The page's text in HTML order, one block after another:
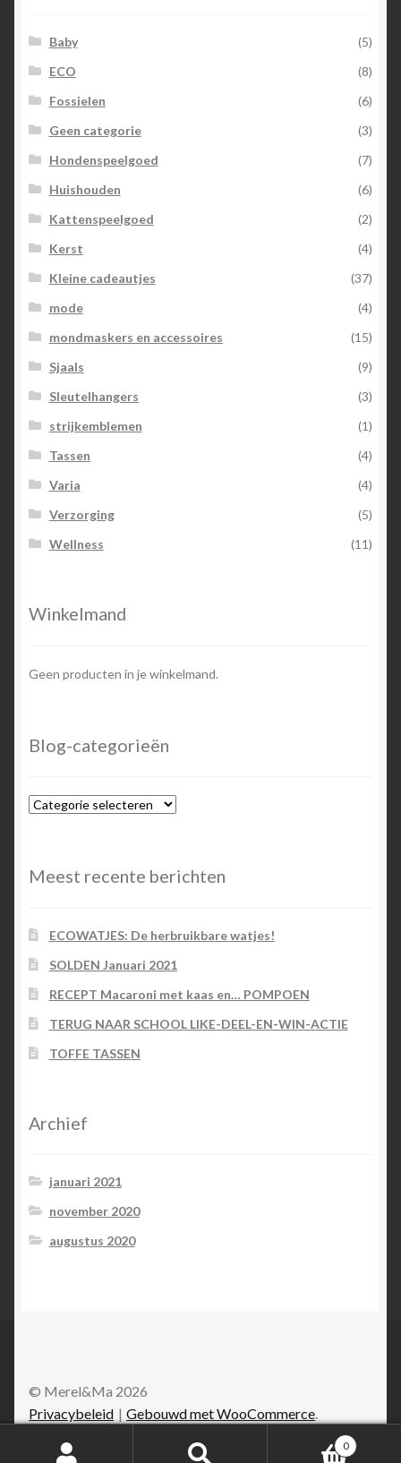
Baby
(5)
ECO
(8)
Fossielen
(6)
Geen categorie
(3)
Hondenspeelgoed
(7)
Huishouden
(6)
Kattenspeelgoed
(2)
Kerst
(4)
Kleine cadeautjes
(37)
mode
(4)
mondmaskers en accessoires
(15)
Sjaals
(9)
Sleutelhangers
(3)
strijkemblemen
(1)
Tassen
(4)
Varia
(4)
Verzorging
(5)
Wellness
(11)
Winkelmand
Geen producten in je winkelmand.
Blog-categorieën
Blog-
Meest recente berichten
ECOWATJES: De herbruikbare watjes!
SOLDEN Januari 2021
RECEPT Macaroni met kaas en… POMPOEN
TERUG NAAR SCHOOL LIKE-DEEL-EN-WIN-ACTIE
TOFFE TASSEN
Archief
januari 2021
november 2020
augustus 2020
© Merel&Ma 2026
Privacybeleid
Gebouwd met WooCommerce
0